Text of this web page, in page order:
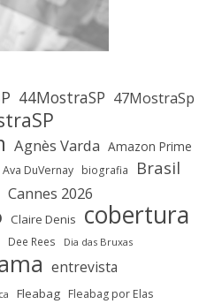
44MostraSP 47MostraSp
Agnès Varda Amazon Prime
Ava DuVernay biografia Brasil
Cannes 2026
Claire Denis cobertura
Dee Rees Dia das Bruxas
entrevista
Fleabag Fleabag por Elas